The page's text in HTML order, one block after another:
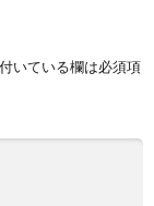
いている欄は必須項